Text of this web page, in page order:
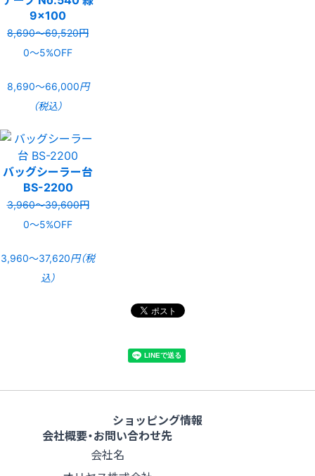
9×100
8,690〜69,520円
0〜5%OFF
8,690〜66,000円
（税込）
バッグシーラー台
BS-2200
3,960〜39,600円
0〜5%OFF
3,960〜37,620円（税
込）
ショッピング情報
会社概要・お問い合わせ先
会社名